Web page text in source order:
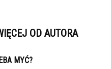
OD AUTORA
MYĆ?